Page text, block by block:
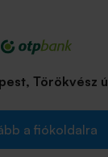
Törökvész
a fiókoldalra